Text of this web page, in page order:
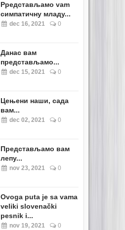
Pредстављамо vam
симпатичну младу...
dec 16, 2021 0
Данас вам
представљамо...
dec 15, 2021 0
Цењени наши, сада
вам...
dec 02, 2021 0
Представљамо вам
лепу...
nov 23, 2021 0
Ovoga puta je sa vama
veliki slovenački
pesnik i...
nov 19, 2021 0